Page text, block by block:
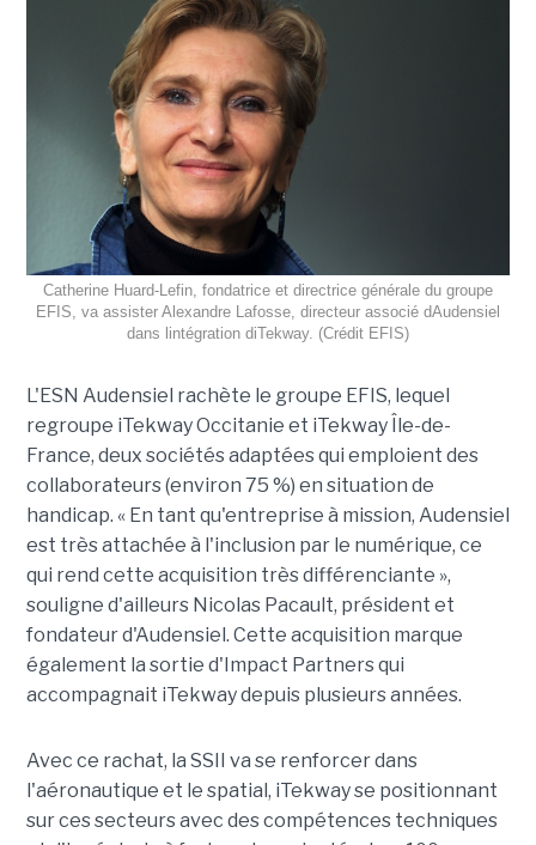
Catherine Huard-Lefin, fondatrice et directrice générale du groupe
EFIS, va assister Alexandre Lafosse, directeur associé dAudensiel
dans lintégration diTekway. (Crédit EFIS)
L'ESN Audensiel rachète le groupe EFIS, lequel
regroupe iTekway Occitanie et iTekway Île-de-
France, deux sociétés adaptées qui emploient des
collaborateurs (environ 75 %) en situation de
handicap. « En tant qu'entreprise à mission, Audensiel
est très attachée à l'inclusion par le numérique, ce
qui rend cette acquisition très différenciante »,
souligne d'ailleurs Nicolas Pacault, président et
fondateur d'Audensiel. Cette acquisition marque
également la sortie d'Impact Partners qui
accompagnait iTekway depuis plusieurs années.
Avec ce rachat, la SSII va se renforcer dans
l'aéronautique et le spatial, iTekway se positionnant
sur ces secteurs avec des compétences techniques